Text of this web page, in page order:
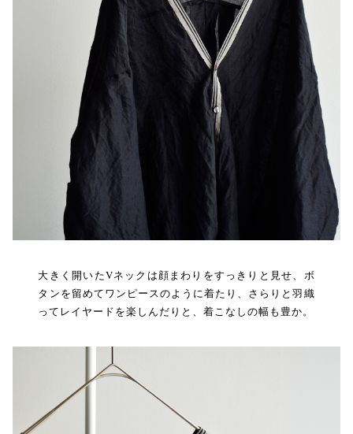
大きく開いたVネックは顔まわりをすっきりと見せ、ボ
タンを留めてワンピースのように着たり、さらりと羽織
ってレイヤードを楽しんだりと、着こなしの幅も豊か。